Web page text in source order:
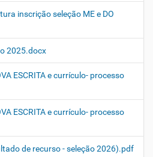
inscrição seleção ME e DO
2025.docx
ESCRITA e currículo- processo
ESCRITA e currículo- processo
de recurso - seleção 2026).pdf